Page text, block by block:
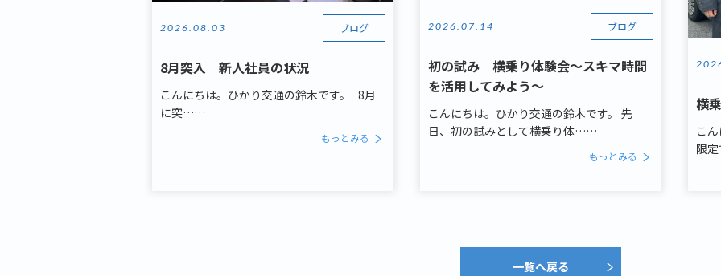
2026.08.03 ブログ
8月突入 新人社員の状況
こんにちは。ひかり交通の鈴木です。 8月
に突……
もっとみる
2026.07.14 ブログ
初の試み 横乗り体験会～スキマ時間
を活用してみよう～
こんにちは。ひかり交通の鈴木です。 先
日、初の試みとして横乗り体……
もっとみる
横
こ
限
一覧へ戻る